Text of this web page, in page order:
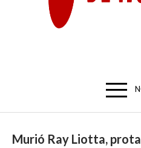
Murió Ray Liotta,